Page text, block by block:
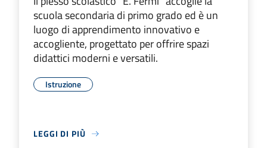
scuola secondaria di primo grado ed è un
luogo di apprendimento innovativo e
accogliente, progettato per offrire spazi
didattici moderni e versatili.
Istruzione
LEGGI DI PIÙ